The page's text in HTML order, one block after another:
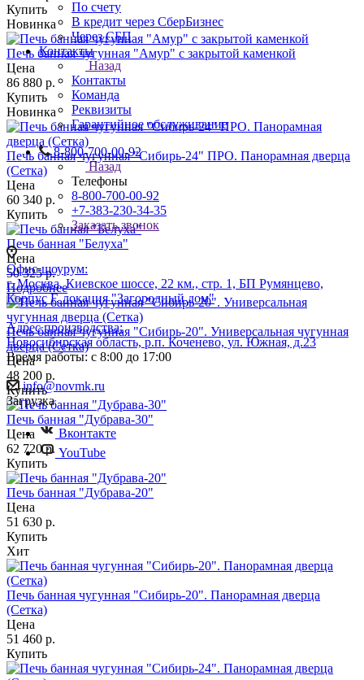
По счету
В кредит через СберБизнес
Через СБП
Контакты
Назад
Контакты
Команда
Реквизиты
Гарантийное обслуживание
8-800-700-00-92
Назад
Телефоны
8-800-700-00-92
+7-383-230-34-35
Заказать звонок
Офис-шоурум:
г. Москва, Киевское шоссе, 22 км., стр. 1, БП Румянцево,
Корпус Г, локация "Загородный дом"
Адрес производства:
Новосибирская область, р.п. Коченево, ул. Южная, д.23
Время работы: с 8:00 до 17:00
info@novmk.ru
Загрузка
Вконтакте
YouTube
Купить
Новинка
Печь банная чугунная "Амур" с закрытой каменкой
Цена
86 880 р.
Купить
Новинка
Печь банная чугунная "Сибирь-24" ПРО. Панорамная дверца
(Cетка)
Цена
60 340 р.
Купить
Печь банная "Белуха"
Цена
50 325р.
Подробнее
Печь банная чугунная "Сибирь-20". Универсальная чугунная
дверца (Сетка)
Цена
48 200 р.
Купить
Печь банная "Дубрава-30"
Цена
62 720р.
Купить
Печь банная "Дубрава-20"
Цена
51 630 р.
Купить
Хит
Печь банная чугунная "Сибирь-20". Панорамная дверца
(Сетка)
Цена
51 460 р.
Купить